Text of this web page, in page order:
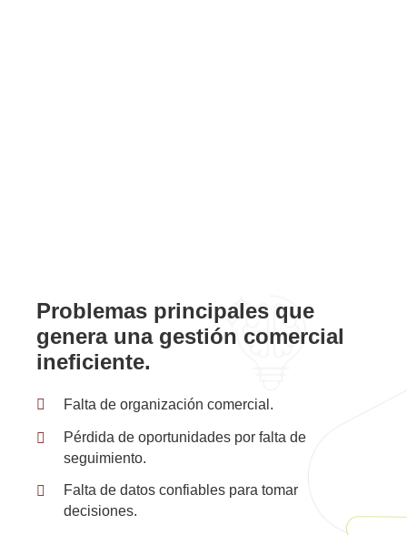
Problemas principales que
genera una gestión comercial
ineficiente.
Falta de organización comercial.
Pérdida de oportunidades por falta de
seguimiento.
Falta de datos confiables para tomar
decisiones.